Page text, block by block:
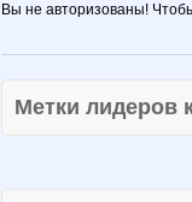
Вы не авторизованы!
Метки